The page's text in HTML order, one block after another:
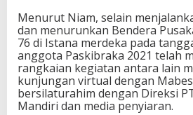
Menurut Niam, selain
dan menurunkan Bendera
76 di Istana merdeka pada
anggota Paskibraka 2021 telah
rangkaian kegiatan antara lain
kunjungan virtual dengan
bersilaturahim dengan Direksi
Mandiri dan media penyiaran.